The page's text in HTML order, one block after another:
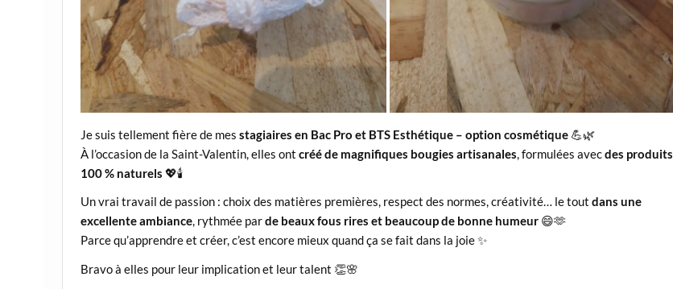
Je suis tellement fière de messtagiaires en Bac Pro et BTS Esthétique – option cosmétique 💪🌿
À l’occasion de la Saint-Valentin, elles ontcréé de magnifiques bougies artisanales, formulées avecdes produits
100 % naturels 💖🕯️
Un vrai travail de passion : choix des matières premières, respect des normes, créativité… le toutdans une
excellente ambiance, rythmée parde beaux fous rires et beaucoup de bonne humeur 😄🫶
Parce qu’apprendre et créer, c’est encore mieux quand ça se fait dans la joie ✨
Bravo à elles pour leur implication et leur talent 👏🌸